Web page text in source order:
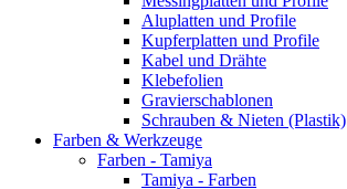
Aluplatten und Profile
Kupferplatten und Profile
Kabel und Drähte
Klebefolien
Gravierschablonen
Schrauben & Nieten (Plastik)
Farben & Werkzeuge
Farben - Tamiya
Tamiya - Farben